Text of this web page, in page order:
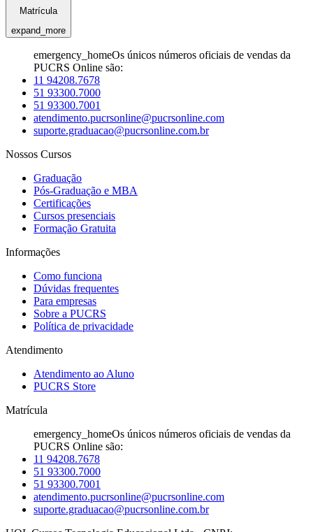
Matrícula
expand_more
emergency_homeOs únicos números oficiais de vendas da
PUCRS Online são:
11 94208.7678
51 93300.7000
51 93300.7001
atendimento.pucrsonline@pucrsonline.com
suporte.graduacao@pucrsonline.com.br
Nossos Cursos
Graduação
Pós-Graduação e MBA
Certificações
Cursos presenciais
Formação Gratuita
Informações
Como funciona
Dúvidas frequentes
Para empresas
Sobre a PUCRS
Política de privacidade
Atendimento
Atendimento ao Aluno
PUCRS Store
Matrícula
emergency_homeOs únicos números oficiais de vendas da
PUCRS Online são:
11 94208.7678
51 93300.7000
51 93300.7001
atendimento.pucrsonline@pucrsonline.com
suporte.graduacao@pucrsonline.com.br